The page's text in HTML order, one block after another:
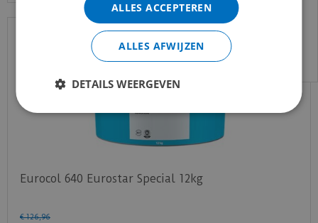
Eurocol 640 Eurostar Special 12kg
€ 126,96
Voor vragen kan je ons bereiken via
info@merkvloerenwinkel.nl
ALLES ACCEPTEREN
ALLES AFWIJZEN
DETAILS WEERGEVEN